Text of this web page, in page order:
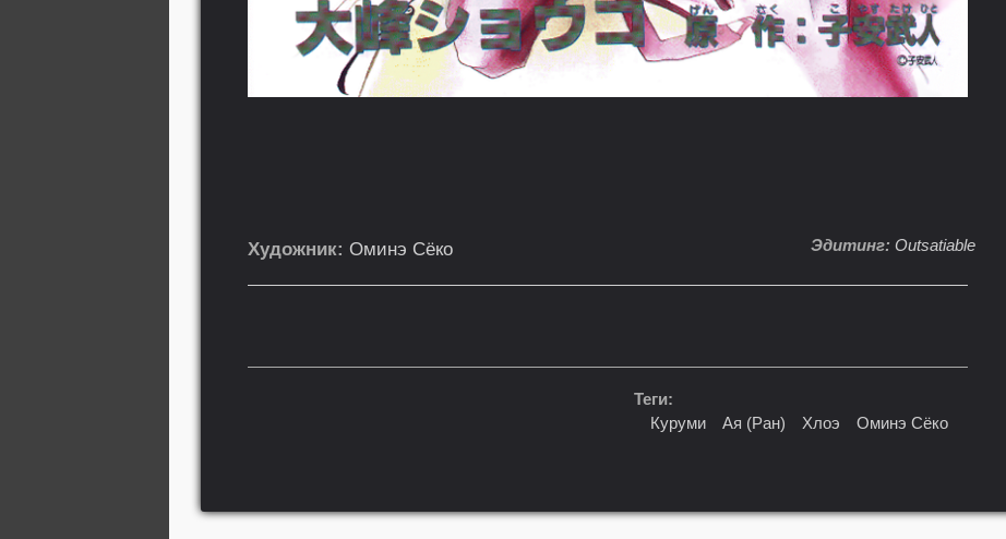
Художник:Оминэ Сёко Эдитинг:Outsatiable
Теги:
Куруми
Ая (Ран) Хлоэ Оминэ Сёко